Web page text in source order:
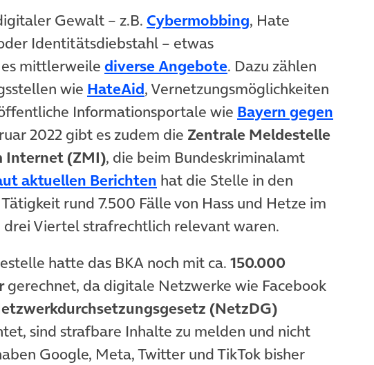
Gewalt – z.B. Cybermobbing(öffnet in neuem
, Hate
in neuem Tab)
Identitätsdiebstahl – etwas
mittlerweile diverse Angebote(öffnet in neuem
. Dazu zählen
wie HateAid(öffnet in neuem Tab)
, Vernetzungsmöglichkeiten
in neuem Tab)Informationsportale wie Bayern gegen
Tab)2022 gibt es zudem die Zentrale Meldestelle
Internet (ZMI), die beim Bundeskriminalamt
aktuellen Berichten (öffnet in neuem Tab)
hat die Stelle in den
rund 7.500 Fälle von Hass und Hetze im
Viertel strafrechtlich relevant waren.
hatte das BKA noch mit ca. 150.000
gerechnet, da digitale Netzwerke wie Facebook
(NetzDG)
sind strafbare Inhalte zu melden und nicht
Google, Meta, Twitter und TikTok bisher